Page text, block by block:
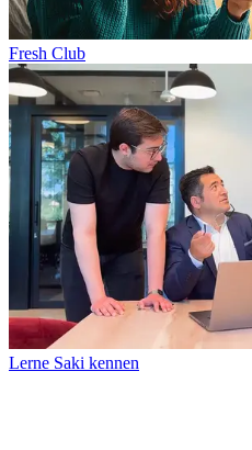
Fresh Club
Lerne Saki kennen